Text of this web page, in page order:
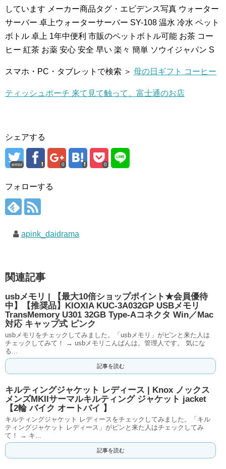
しています メーカー商品タグ・エビデンス写真 ウォーター
サーバー 卓上ウォーターサーバー SY-108 温水 冷水 ペット
ボトル 卓上 1年中便利 市販のペットボトル可能 お茶 コー
ヒー 紅茶 お薬 安心 安全 早い 楽々 簡単 ソウイジャパン S
スマホ・PC・タブレットで検索 ＞ 母の日ギフト コーヒー
ティッシュポーチ 来て見て触って、富士通のお店
シェアする
error 0 0
フォローする
apink_daidrama
関連記事
usbメモリ | 【最大10倍ショップポイント★会員優待
中】【推奨品】KIOXIA KUC-3A032GP USBメモリ
TransMemory U301 32GB Type-Aコネクタ Win／Mac
対応 キャップ式 ピンク
usbメモリをチェックしてみました。「usbメモリ」がピンと来た人は
チェックしてみて！ → usbメモリこんばんは。管理人です。 気にな
る...
記事を読む
キルティングジャケット レディース | Knox ノックス
メンズMKIIサーマルキルティング ジャケット jacket
【2輪 バイク オートバイ 】
キルティングジャケット レディースをチェックしてみました。「キル
ティングジャケット レディース」がピンと来た人はチェックしてみ
て！ → キ...
記事を読む